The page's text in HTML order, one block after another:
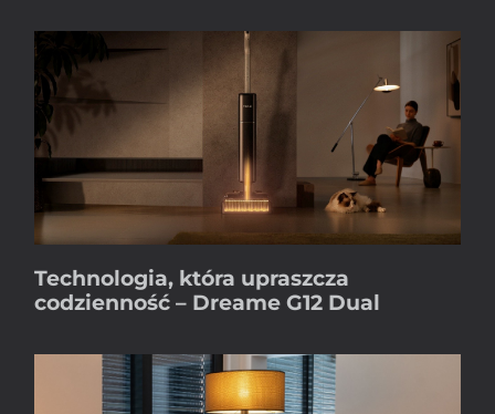
Technologia, która upraszcza
codzienność – Dreame G12 Dual